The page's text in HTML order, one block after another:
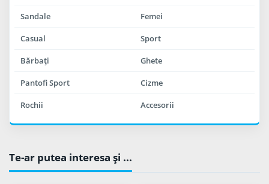
Sandale Femei
Casual Sport
Bărbaţi Ghete
Pantofi Sport Cizme
Rochii Accesorii
Te-ar putea interesa şi ...